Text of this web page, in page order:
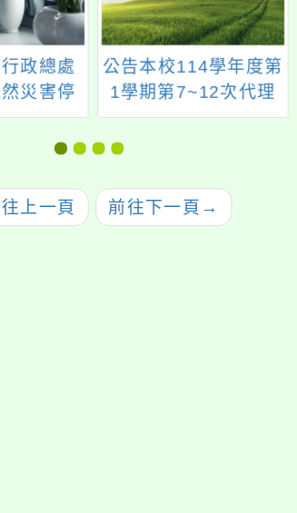
政總處
災害停
課作業
年5月修
上課作業
版）」
公告本校114學年度第
1學期第7~12次代理
（課）教師甄選簡章
（1次公告分次招考）
上一頁 前往下一頁 →